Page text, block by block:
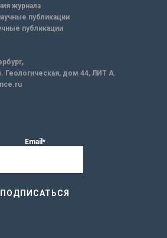
журнала
публикации
публикации
Геологическая, дом 44, ЛИТ А.
Email*